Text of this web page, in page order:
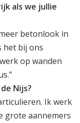
als we jullie
betonlook in
het bij ons
op wanden
Nijs?
Ik werk
grote aannemers